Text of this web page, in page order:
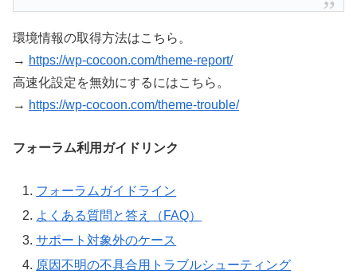
環境情報の取得方法はこちら。
→ https://wp-cocoon.com/theme-report/
高速化設定を無効にするにはこちら。
→ https://wp-cocoon.com/theme-trouble/
フォーラム利用ガイドリンク
フォーラムガイドライン
よくある質問と答え（FAQ）
サポート対象外のケース
原因不明の不具合用トラブルシューティング